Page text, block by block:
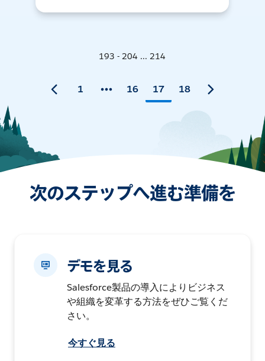
193 - 204 ... 214
1 16 17 18
次のステップへ進む準備を
デモを見る
Salesforce製品の導入によりビジネス
や組織を変革する方法をぜひご覧くだ
さい。
今すぐ見る